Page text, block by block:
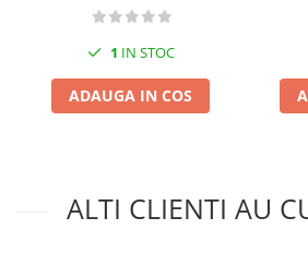
1 IN STOC
ADAUGA IN COS
ALTI CLIENTI AU